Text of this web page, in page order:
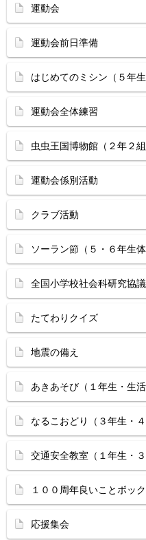
運動会
運動会前日準備
はじめてのミシン（５年生
運動会全体練習
虫虫王国博物館（２年２組
運動会係別活動
クラブ活動
ソーラン節（５・６年生体
全国小学校社会科研究協
たてわりクイズ
地震の備え
あきあそび（１年生・生活
なるこおどり（３年生・４
交通安全教室（１年生・３
１００周年良いことボッ
応援集会